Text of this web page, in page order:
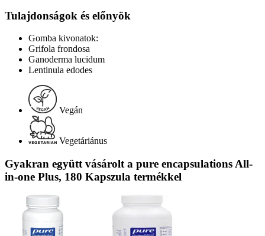
Tulajdonságok és előnyök
Gomba kivonatok:
Grifola frondosa
Ganoderma lucidum
Lentinula edodes
Vegán
Vegetáriánus
Gyakran együtt vásárolt a pure encapsulations All-
in-one Plus, 180 Kapszula termékkel